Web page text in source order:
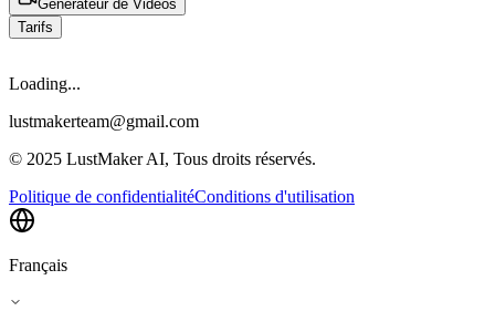
Générateur de Vidéos
Tarifs
Loading...
lustmakerteam@gmail.com
© 2025 LustMaker AI, Tous droits réservés.
Politique de confidentialitéConditions d'utilisation
Français